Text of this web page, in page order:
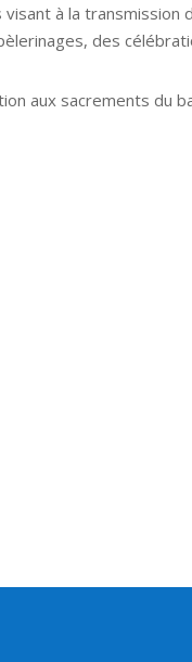
à la transmission
des
aux sacrements du